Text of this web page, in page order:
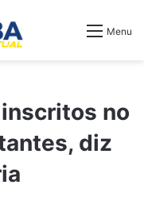
Menu
no
diz